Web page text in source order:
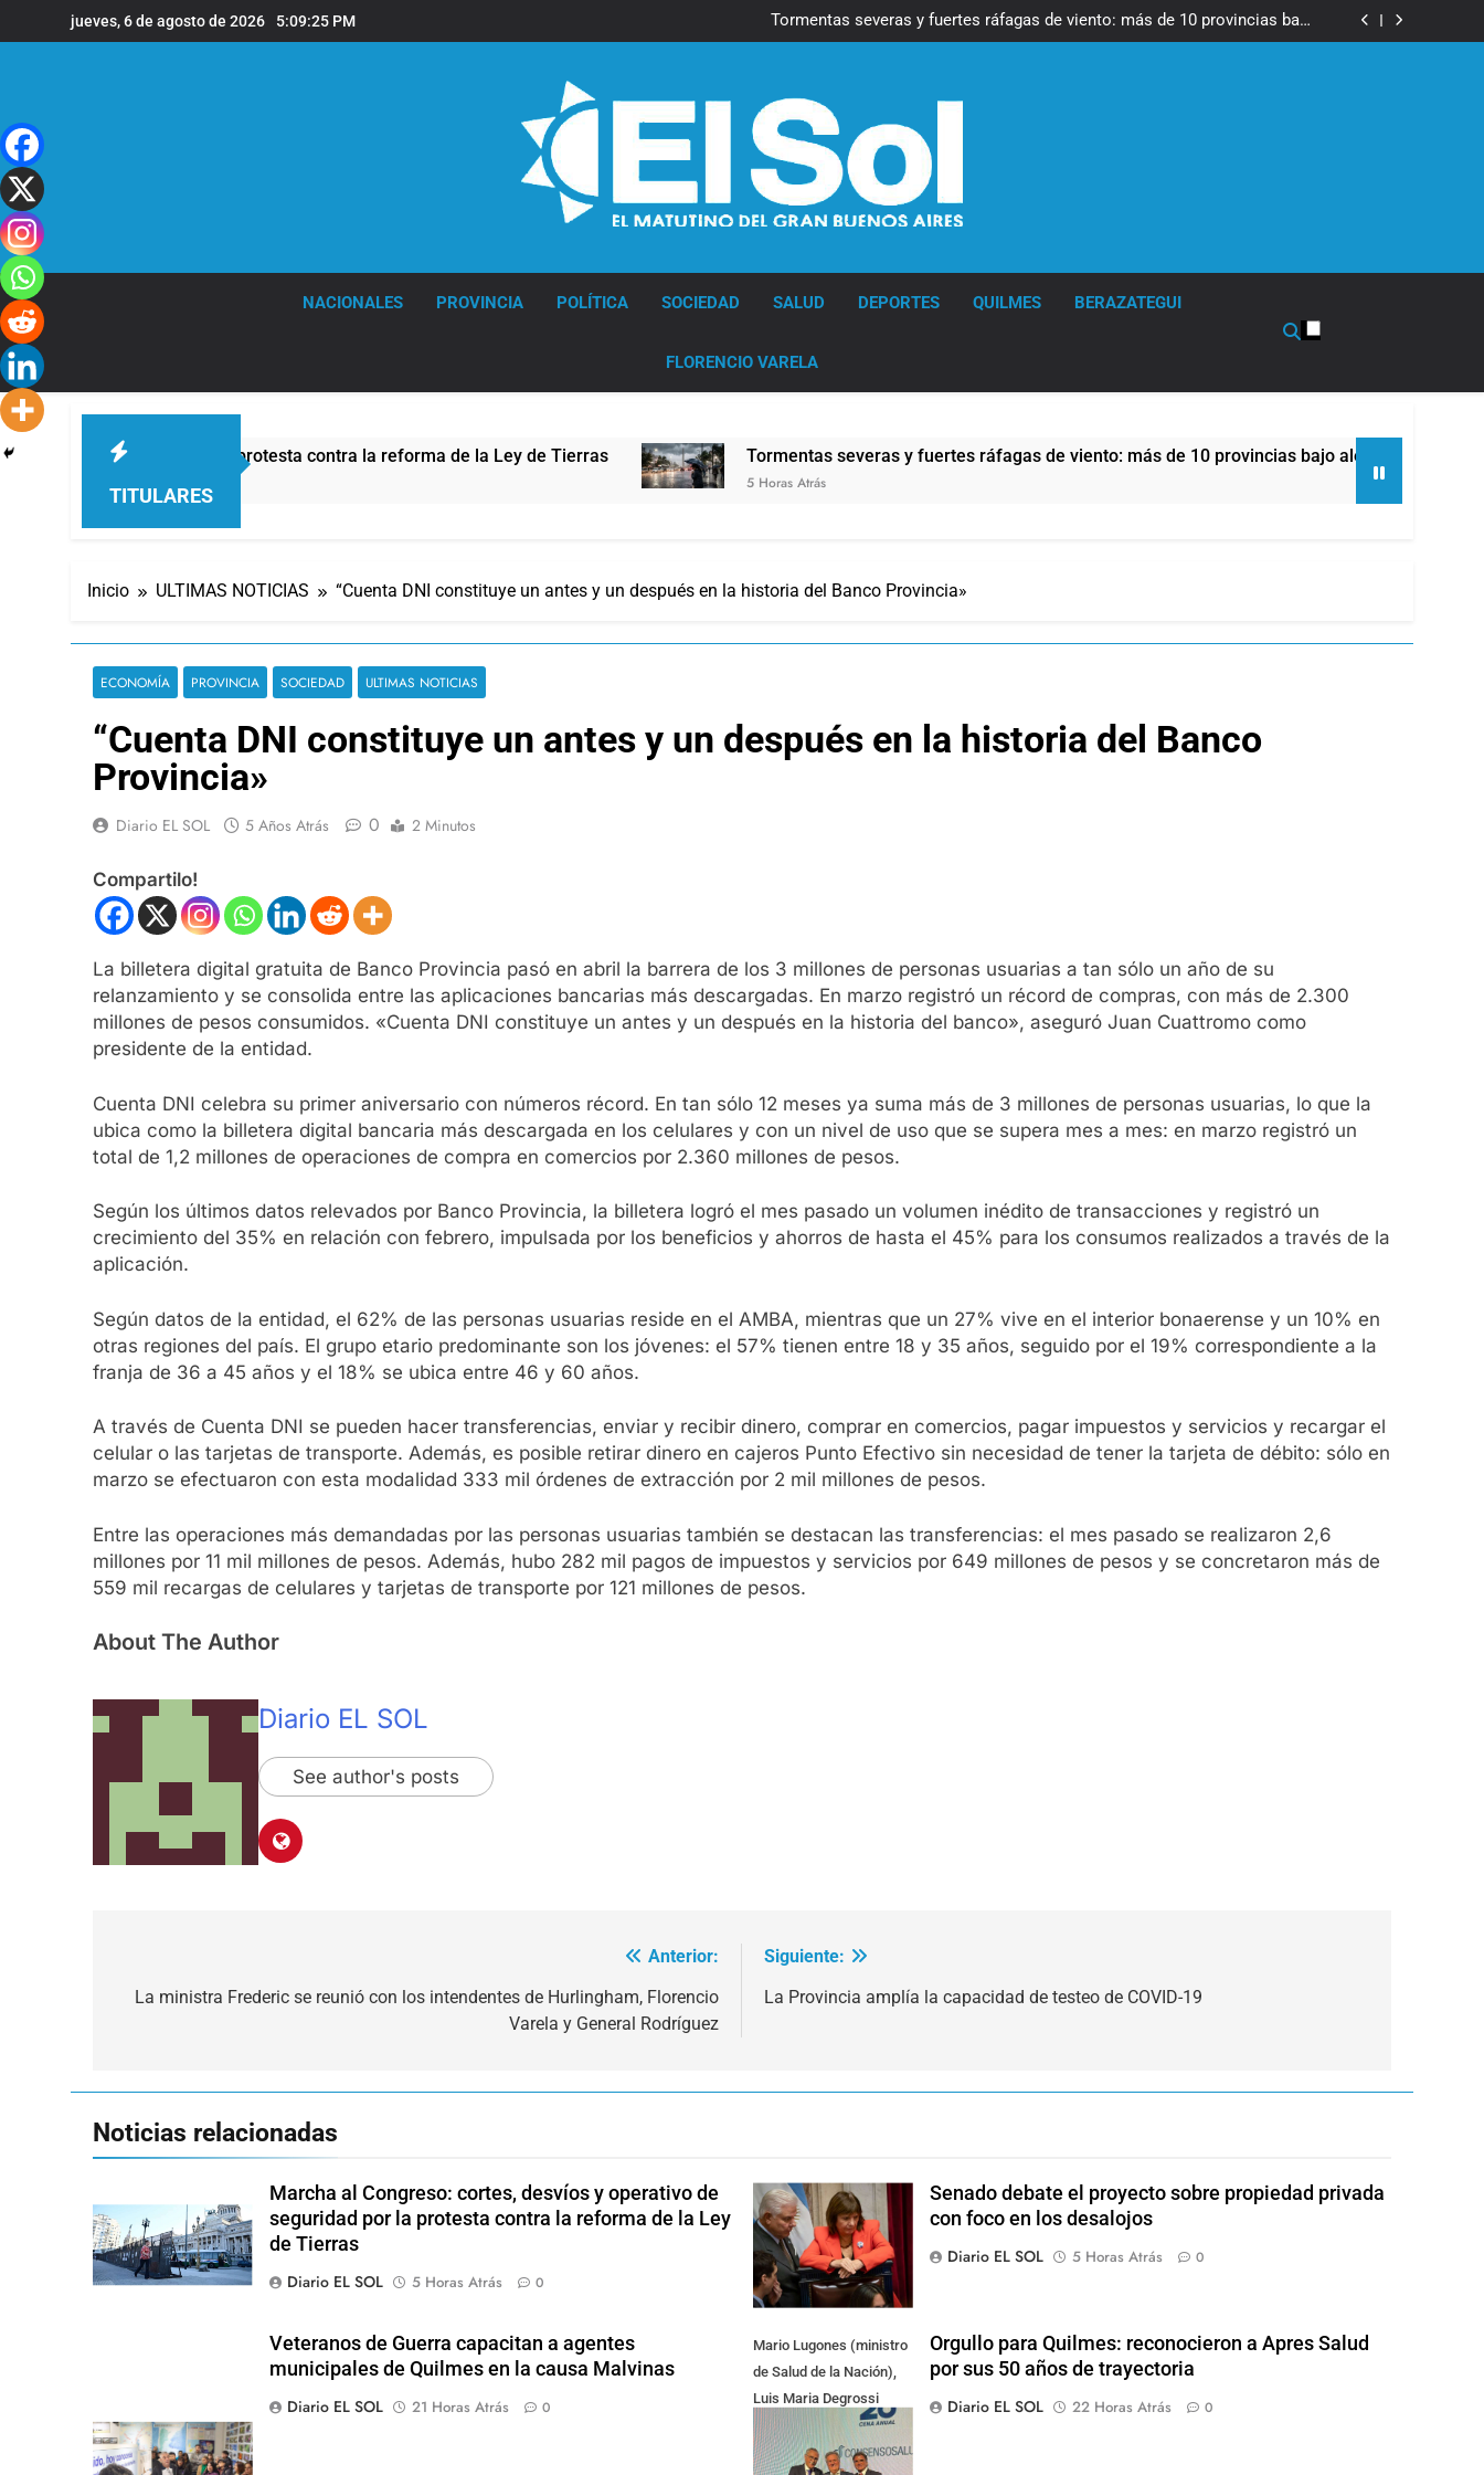
al
jueves, 6 de agosto de 2026 5:09:26 PM
protesta contra la reforma de la Ley de Tierras
Tormentas severas y fuertes ráfagas de viento: más de 10 provincias bajo
alerta meteorológica
Senado debate el proyecto sobre propiedad privada con foco en los
Tormentas severas y fuertes ráfagas de viento: más de 10 provincias bajo
Senado debate el proyecto sobre propiedad privada con foco en los
Día del Cirujano Torácico: una especialidad clave para el cuidado de la
NACIONALES PROVINCIA POLÍTICA SOCIEDAD SALUD DEPORTES QUILMES BERAZATEGUI
FLORENCIO VARELA
TITULARES
seguridad por la protesta contra la reforma de la Ley de Tierras Tormentas severas y fuertes ráfagas de viento: más de 10 provincias bajo alerta meteorológica
5 Horas Atrás
Inicio ULTIMAS NOTICIAS “Cuenta DNI constituye un antes y un después en la historia del Banco Provincia»
ECONOMÍA PROVINCIA SOCIEDAD ULTIMAS NOTICIAS
“Cuenta DNI constituye un antes y un después en la historia del Banco
Provincia»
Diario EL SOL 5 Años Atrás 0 2 Minutos
Compartilo!
La billetera digital gratuita de Banco Provincia pasó en abril la barrera de los 3 millones de personas usuarias a tan sólo un año de su
relanzamiento y se consolida entre las aplicaciones bancarias más descargadas. En marzo registró un récord de compras, con más de 2.300
millones de pesos consumidos. «Cuenta DNI constituye un antes y un después en la historia del banco», aseguró Juan Cuattromo como
presidente de la entidad.
Cuenta DNI celebra su primer aniversario con números récord. En tan sólo 12 meses ya suma más de 3 millones de personas usuarias, lo que la
ubica como la billetera digital bancaria más descargada en los celulares y con un nivel de uso que se supera mes a mes: en marzo registró un
total de 1,2 millones de operaciones de compra en comercios por 2.360 millones de pesos.
Según los últimos datos relevados por Banco Provincia, la billetera logró el mes pasado un volumen inédito de transacciones y registró un
crecimiento del 35% en relación con febrero, impulsada por los beneficios y ahorros de hasta el 45% para los consumos realizados a través de la
aplicación.
Según datos de la entidad, el 62% de las personas usuarias reside en el AMBA, mientras que un 27% vive en el interior bonaerense y un 10% en
otras regiones del país. El grupo etario predominante son los jóvenes: el 57% tienen entre 18 y 35 años, seguido por el 19% correspondiente a la
franja de 36 a 45 años y el 18% se ubica entre 46 y 60 años.
A través de Cuenta DNI se pueden hacer transferencias, enviar y recibir dinero, comprar en comercios, pagar impuestos y servicios y recargar el
celular o las tarjetas de transporte. Además, es posible retirar dinero en cajeros Punto Efectivo sin necesidad de tener la tarjeta de débito: sólo en
marzo se efectuaron con esta modalidad 333 mil órdenes de extracción por 2 mil millones de pesos.
Entre las operaciones más demandadas por las personas usuarias también se destacan las transferencias: el mes pasado se realizaron 2,6
millones por 11 mil millones de pesos. Además, hubo 282 mil pagos de impuestos y servicios por 649 millones de pesos y se concretaron más de
559 mil recargas de celulares y tarjetas de transporte por 121 millones de pesos.
About The Author
Diario EL SOL
See author's posts
de
Anterior:
La ministra Frederic se reunió con los intendentes de Hurlingham, Florencio
Varela y General Rodríguez
Siguiente:
La Provincia amplía la capacidad de testeo de COVID-19
Noticias relacionadas
Marcha al Congreso: cortes, desvíos y operativo de
seguridad por la protesta contra la reforma de la Ley
de Tierras
Diario EL SOL
5 Horas Atrás 0
Senado debate el proyecto sobre propiedad privada
con foco en los desalojos
Diario EL SOL
5 Horas Atrás 0
Veteranos de Guerra capacitan a agentes
municipales de Quilmes en la causa Malvinas
Diario EL SOL
21 Horas Atrás 0
Mario Lugones (ministro
de Salud de la Nación),
Luis Maria Degrossi
(Presidente de Apres
Salud) y Cristian Mazza
Orgullo para Quilmes: reconocieron a Apres Salud
por sus 50 años de trayectoria
Diario EL SOL
22 Horas Atrás 0